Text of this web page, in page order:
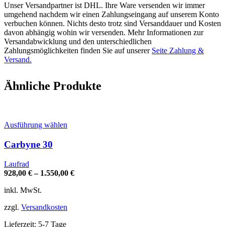
Unser Versandpartner ist DHL. Ihre Ware versenden wir immer
umgehend nachdem wir einen Zahlungseingang auf unserem Konto
verbuchen können. Nichts desto trotz sind Versanddauer und Kosten
davon abhängig wohin wir versenden. Mehr Informationen zur
Versandabwicklung und den unterschiedlichen
Zahlungsmöglichkeiten finden Sie auf unserer Seite Zahlung &
Versand.
Ähnliche Produkte
Ausführung wählen
auf.
Carbyne 30
Laufrad
928,00 €– 1.550,00 €
inkl. MwSt.
zzgl. Versandkosten
Lieferzeit: 5-7 Tage